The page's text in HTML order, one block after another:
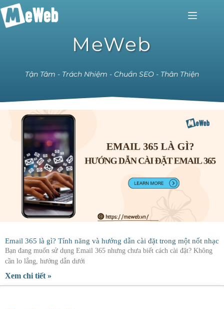
MeWeb
Tận Tâm - Trách Nhiệm - Chuẩn SEO - Thân Thiện
Email 365 là gì? Tính năng và hướng dẫn cài đặt trong một nốt nhạc
Bạn đang muốn sử dụng Email 365 nhưng chưa biết cách cài đặt? Không
cần lo lắng, hướng dẫn dưới
Xem chi tiết »